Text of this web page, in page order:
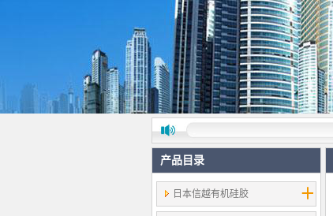
产品目录
日本信越有机硅胶